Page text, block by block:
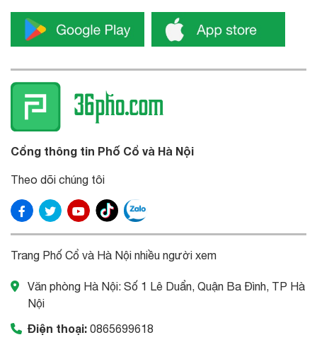
Cổng thông tin Phố Cổ và Hà Nội
Theo dõi chúng tôi
Trang Phố Cổ và Hà Nội nhiều người xem
Văn phòng Hà Nội: Số 1 Lê Duẩn, Quận Ba Đình, TP Hà
Nội
Điện thoại: 0865699618